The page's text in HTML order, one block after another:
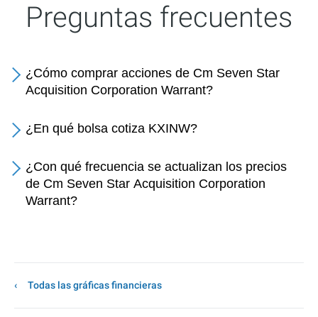
Preguntas frecuentes
¿Cómo comprar acciones de Cm Seven Star
Acquisition Corporation Warrant?
¿En qué bolsa cotiza KXINW?
¿Con qué frecuencia se actualizan los precios
de Cm Seven Star Acquisition Corporation
Warrant?
Todas las gráficas financieras